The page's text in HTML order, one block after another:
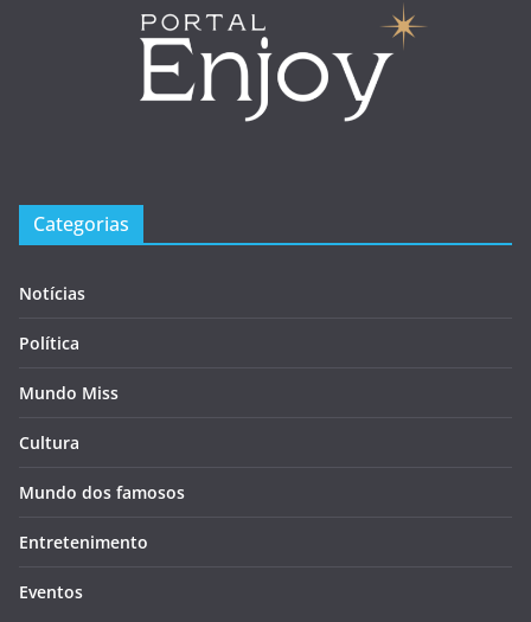
Categorias
Notícias
Política
Mundo Miss
Cultura
Mundo dos famosos
Entretenimento
Eventos